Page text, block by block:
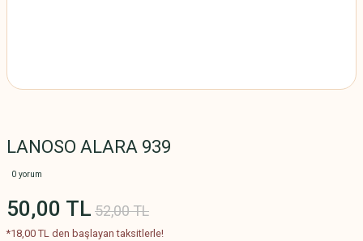
LANOSO ALARA 939
0 yorum
50,00 TL 52,00 TL
*18,00 TL den başlayan taksitlerle!